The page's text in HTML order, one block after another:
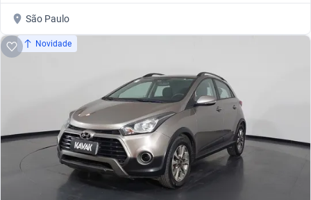
São Paulo
Novidade